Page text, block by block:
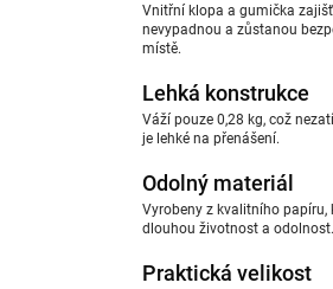
Vnitřní klopa a gumička
nevypadnou a zůstanou
místě.
Lehká konstrukce
Váží pouze 0,28 kg, což
je lehké na přenášení.
Odolný materiál
Vyrobeny z kvalitního papíru,
dlouhou životnost a odolnost.
Praktická velikost